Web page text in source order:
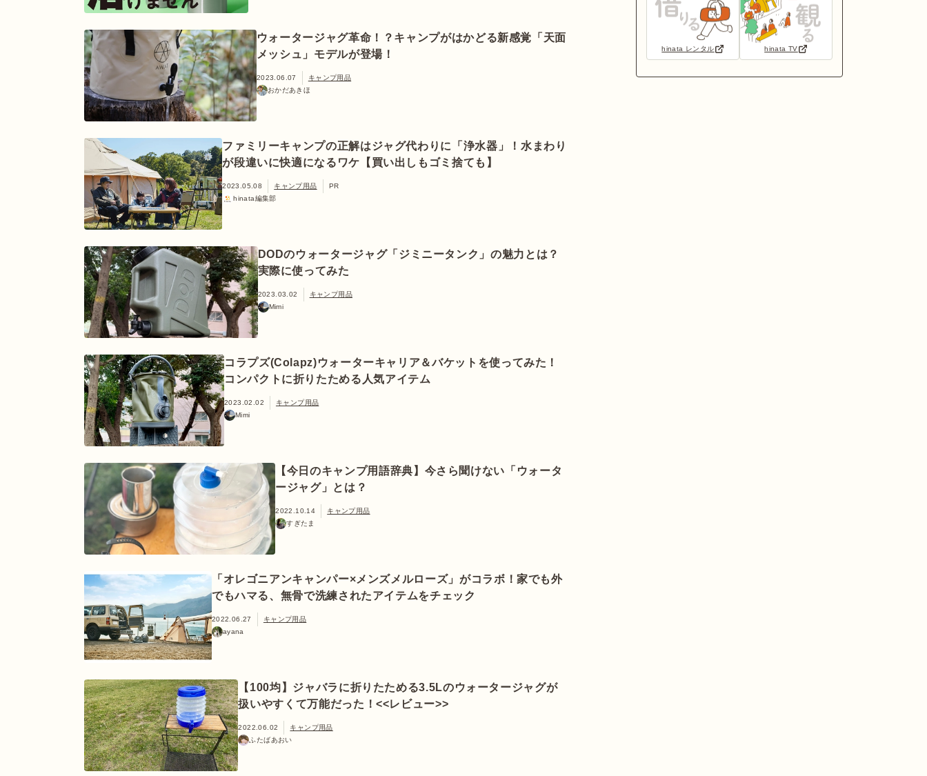
ウォータージャグ革命！？キャンプがはかどる新感覚「天面
メッシュ」モデルが登場！
2023.06.07
キャンプ用品
おかだあきほ
ファミリーキャンプの正解はジャグ代わりに「浄水器」！水まわり
が段違いに快適になるワケ【買い出しもゴミ捨ても】
2023.05.08 キャンプ用品
PR
hinata編集部
DODのウォータージャグ「ジミニータンク」の魅力とは？
実際に使ってみた
2023.03.02
キャンプ用品
Mimi
コラプズ(Colapz)ウォーターキャリア＆バケットを使ってみた！
コンパクトに折りたためる人気アイテム
2023.02.02
キャンプ用品
Mimi
【今日のキャンプ用語辞典】今さら聞けない「ウォータ
ージャグ」とは？
2022.10.14
キャンプ用品
すぎたま
「オレゴニアンキャンパー×メンズメルローズ」がコラボ！家でも外
でもハマる、無骨で洗練されたアイテムをチェック
2022.06.27
キャンプ用品
ayana
【100均】ジャバラに折りたためる3.5Lのウォータージャグが
扱いやすくて万能だった！<<レビュー>>
2022.06.02
キャンプ用品
ふたばあおい
hinata レンタル hinata TV